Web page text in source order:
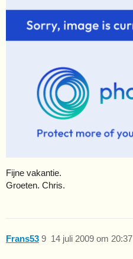
Fijne vakantie.
Groeten. Chris.
Frans53 14 juli 2009 om 20:37
9